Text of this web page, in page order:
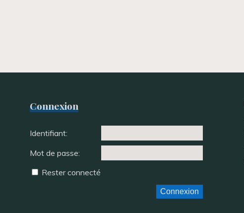
Connexion
Identifiant:
Mot de passe:
Rester connecté
Connexion